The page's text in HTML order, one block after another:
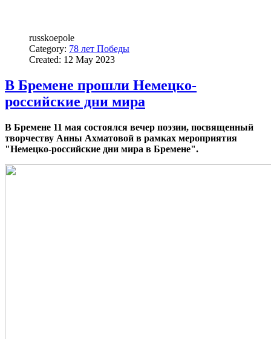
russkoepole
Category: 78 лет Победы
Created: 12 May 2023
В Бремене прошли Немецко-
российские дни мира
В Бремене 11 мая состоялся вечер поэзии, посвященный
творчеству Анны Ахматовой в рамках мероприятия
"Немецко-российские дни мира в Бремене".